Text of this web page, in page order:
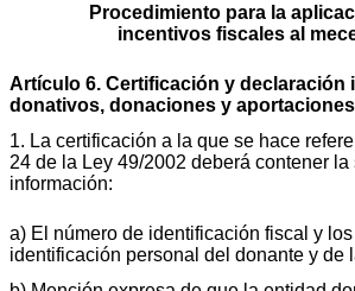
Procedimiento para la
incentivos fiscales al
Artículo 6. Certificación y declaración
donativos, donaciones y
1. La certificación a la que se hace
24 de la Ley 49/2002 deberá contener la
información:
a) El número de identificación fiscal y
identificación personal del donante y de